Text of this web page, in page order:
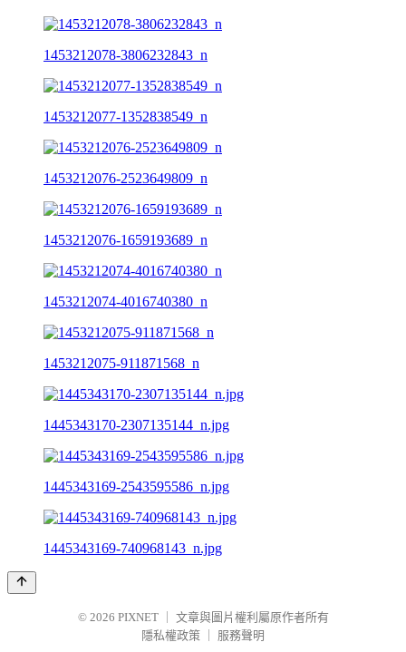
1453212078-3806232843_n
1453212077-1352838549_n
1453212076-2523649809_n
1453212076-1659193689_n
1453212074-4016740380_n
1453212075-911871568_n
1445343170-2307135144_n.jpg
1445343169-2543595586_n.jpg
1445343169-740968143_n.jpg
© 2026 PIXNET
文章與圖片權利屬原作者所有
隱私權政策
服務聲明